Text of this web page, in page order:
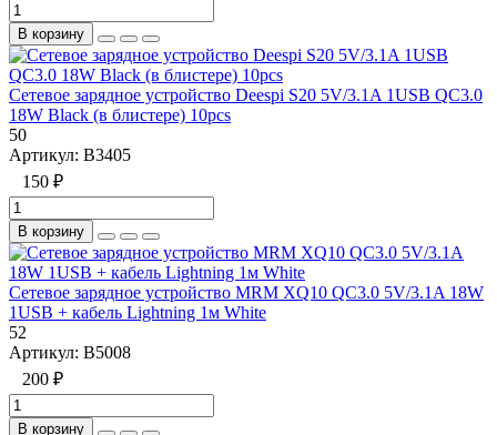
В корзину
Сетевое зарядное устройство Deespi S20 5V/3.1A 1USB QC3.0
18W Black (в блистере) 10pcs
50
Артикул: B3405
150 ₽
В корзину
Сетевое зарядное устройство MRM XQ10 QC3.0 5V/3.1A 18W
1USB + кабель Lightning 1м White
52
Артикул: B5008
200 ₽
В корзину